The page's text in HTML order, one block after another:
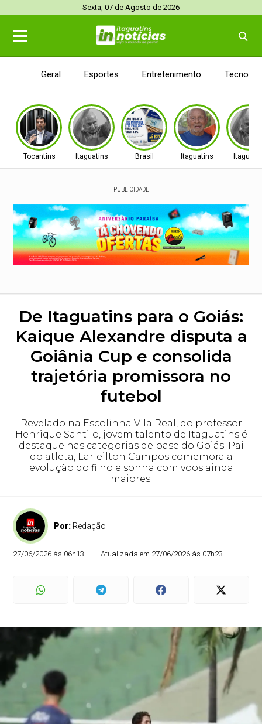
Sexta, 07 de Agosto de 2026
Geral Esportes Entretenimento
Tocantins Itaguatins Brasil Itaguatins
PUBLICIDADE
De Itaguatins para o Goiás:
Kaique Alexandre disputa a
Goiânia Cup e consolida
trajetória promissora no
futebol
Revelado na Escolinha Vila Real, do professor
Henrique Santilo, jovem talento de Itaguatins é
destaque nas categorias de base do Goiás. Pai
do atleta, Larleilton Campos comemora a
evolução do filho e sonha com voos ainda
maiores.
Por: Redação
27/06/2026 às 06h13 Atualizada em 27/06/2026 às 07h23